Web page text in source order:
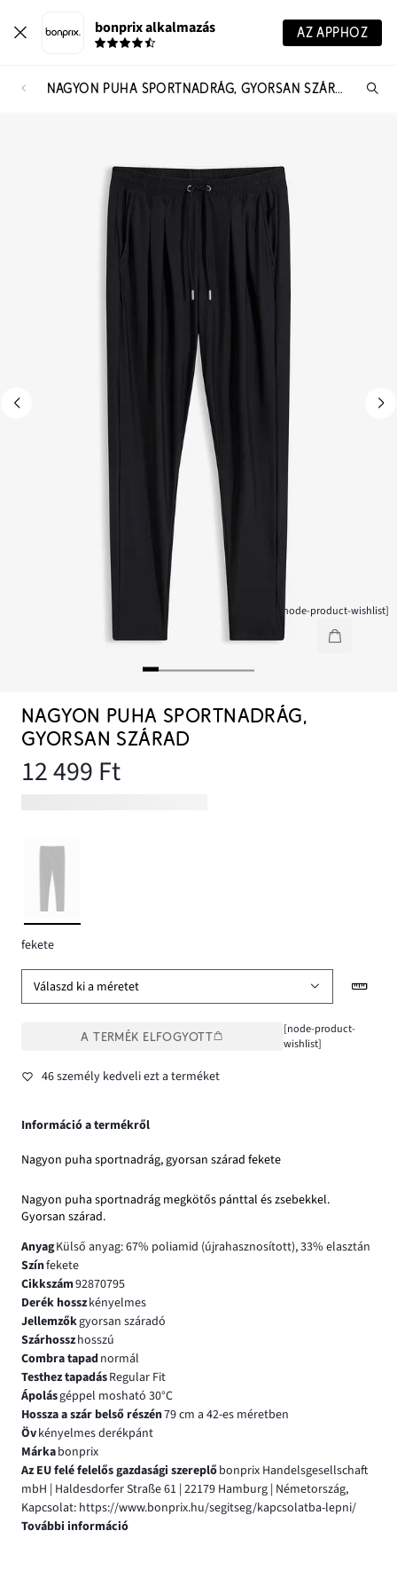
bonprix alkalmazás AZ APPHOZ
NAGYON PUHA SPORTNADRÁG, GYORSAN SZÁRAD
[node-product-wishlist]
NAGYON PUHA SPORTNADRÁG,
GYORSAN SZÁRAD
12 499 Ft
fekete
Válaszd ki a méretet
A TERMÉK ELFOGYOTT
[node-product-
wishlist]
46 személy kedveli ezt a terméket
Információ a termékről
Nagyon puha sportnadrág, gyorsan szárad fekete
Nagyon puha sportnadrág megkötős pánttal és zsebekkel.
Gyorsan szárad.
AnyagKülső anyag: 67% poliamid (újrahasznosított), 33% elasztán
Színfekete
Cikkszám92870795
Derék hosszkényelmes
Jellemzőkgyorsan száradó
Szárhosszhosszú
Combra tapadnormál
Testhez tapadásRegular Fit
Ápolásgéppel mosható 30°C
Hossza a szár belső részén79 cm a 42-es méretben
Övkényelmes derékpánt
Márkabonprix
Az EU felé felelős gazdasági szereplőbonprix Handelsgesellschaft
mbH | Haldesdorfer Straße 61 | 22179 Hamburg | Németország,
Kapcsolat: https://www.bonprix.hu/segitseg/kapcsolatba-lepni/
További információ